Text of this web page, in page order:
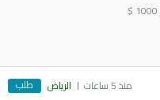
1000
$
منذ 5 ساعات الرياض طلب